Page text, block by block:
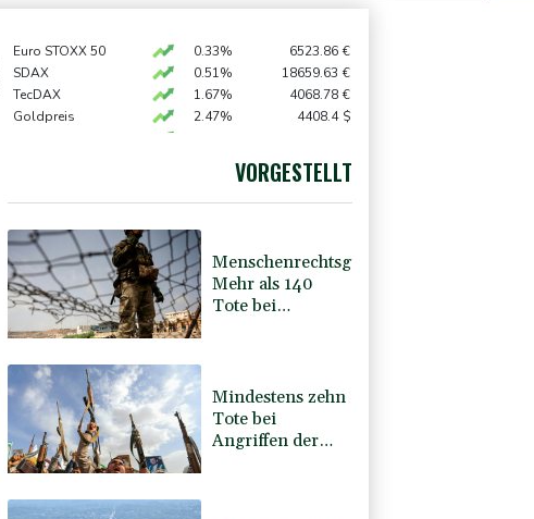
kündigt Berufung an
Krieg nach Serbien gereist
von Trumps umstrittenen Ballsaal-Plänen
Euro STOXX 50 0.33% 6523.86 €
SDAX
0.51% 18659.63 €
TecDAX
1.67% 4068.78 €
Goldpreis
2.47% 4408.4 $
-0.07% 32407.2 €
1.1565 $
VORGESTELLT
Menschenrechtsgruppen:
Mehr als 140
Tote bei
Mindestens zehn
Tote bei
Angriffen der